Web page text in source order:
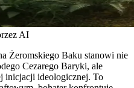
AI
Żeromskiego Baku stanowi nie
Cezarego Baryki, ale
inicjacji ideologicznej. To